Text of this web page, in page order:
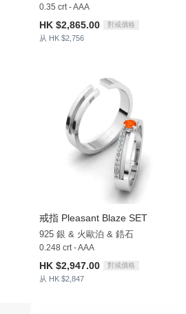
0.35 crt - AAA
HK $2,865.00 對戒價格
从 HK $2,756
戒指 Pleasant Blaze SET
925 銀 & 火歐泊 & 鋯石
0.248 crt - AAA
HK $2,947.00 對戒價格
从 HK $2,847